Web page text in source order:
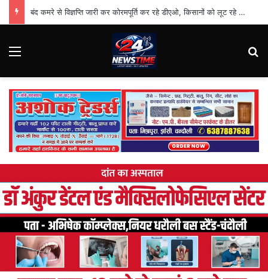
बंद कमरे से विज्ञप्ति जारी कर कोरमपूर्ति कर रहे डीएओ, किसानों को लूट रहे निजी दुकानदार
Menu